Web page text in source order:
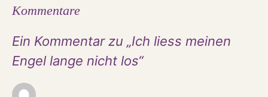
Kommentare
Ein Kommentar zu „Ich liess meinen
Engel lange nicht los“